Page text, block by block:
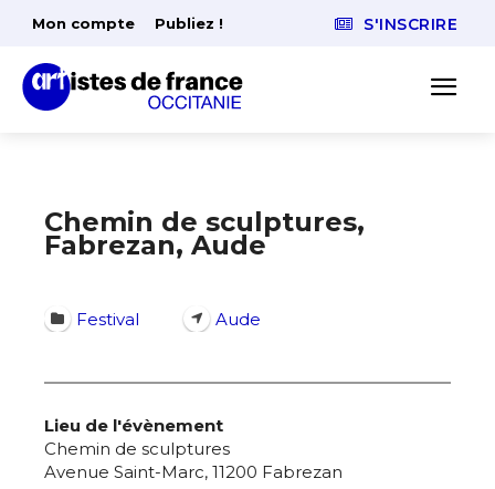
Mon compte Publiez ! S'INSCRIRE
Chemin de sculptures,
Fabrezan, Aude
Festival Aude
Lieu de l'évènement
Chemin de sculptures
Avenue Saint-Marc, 11200 Fabrezan